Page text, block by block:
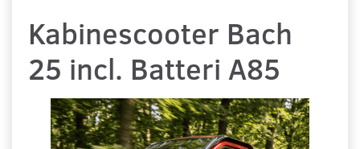
Kabinescooter Bach
25 incl. Batteri A85